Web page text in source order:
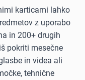
karticami lahko
z uporabo
in 200+ drugih
pokriti mesečne
in videa ali
tehnične